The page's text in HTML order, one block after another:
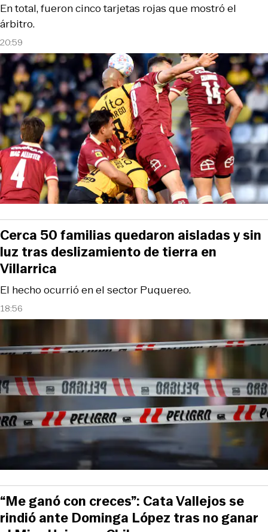
20:59
En total, fueron cinco tarjetas rojas que mostró el
árbitro.
18:56
El hecho ocurrió en el sector Puquereo.
Cerca 50 familias quedaron aisladas y sin
luz tras deslizamiento de tierra en
Villarrica
“Me ganó con creces”: Cata Vallejos se
rindió ante Dominga López tras no ganar